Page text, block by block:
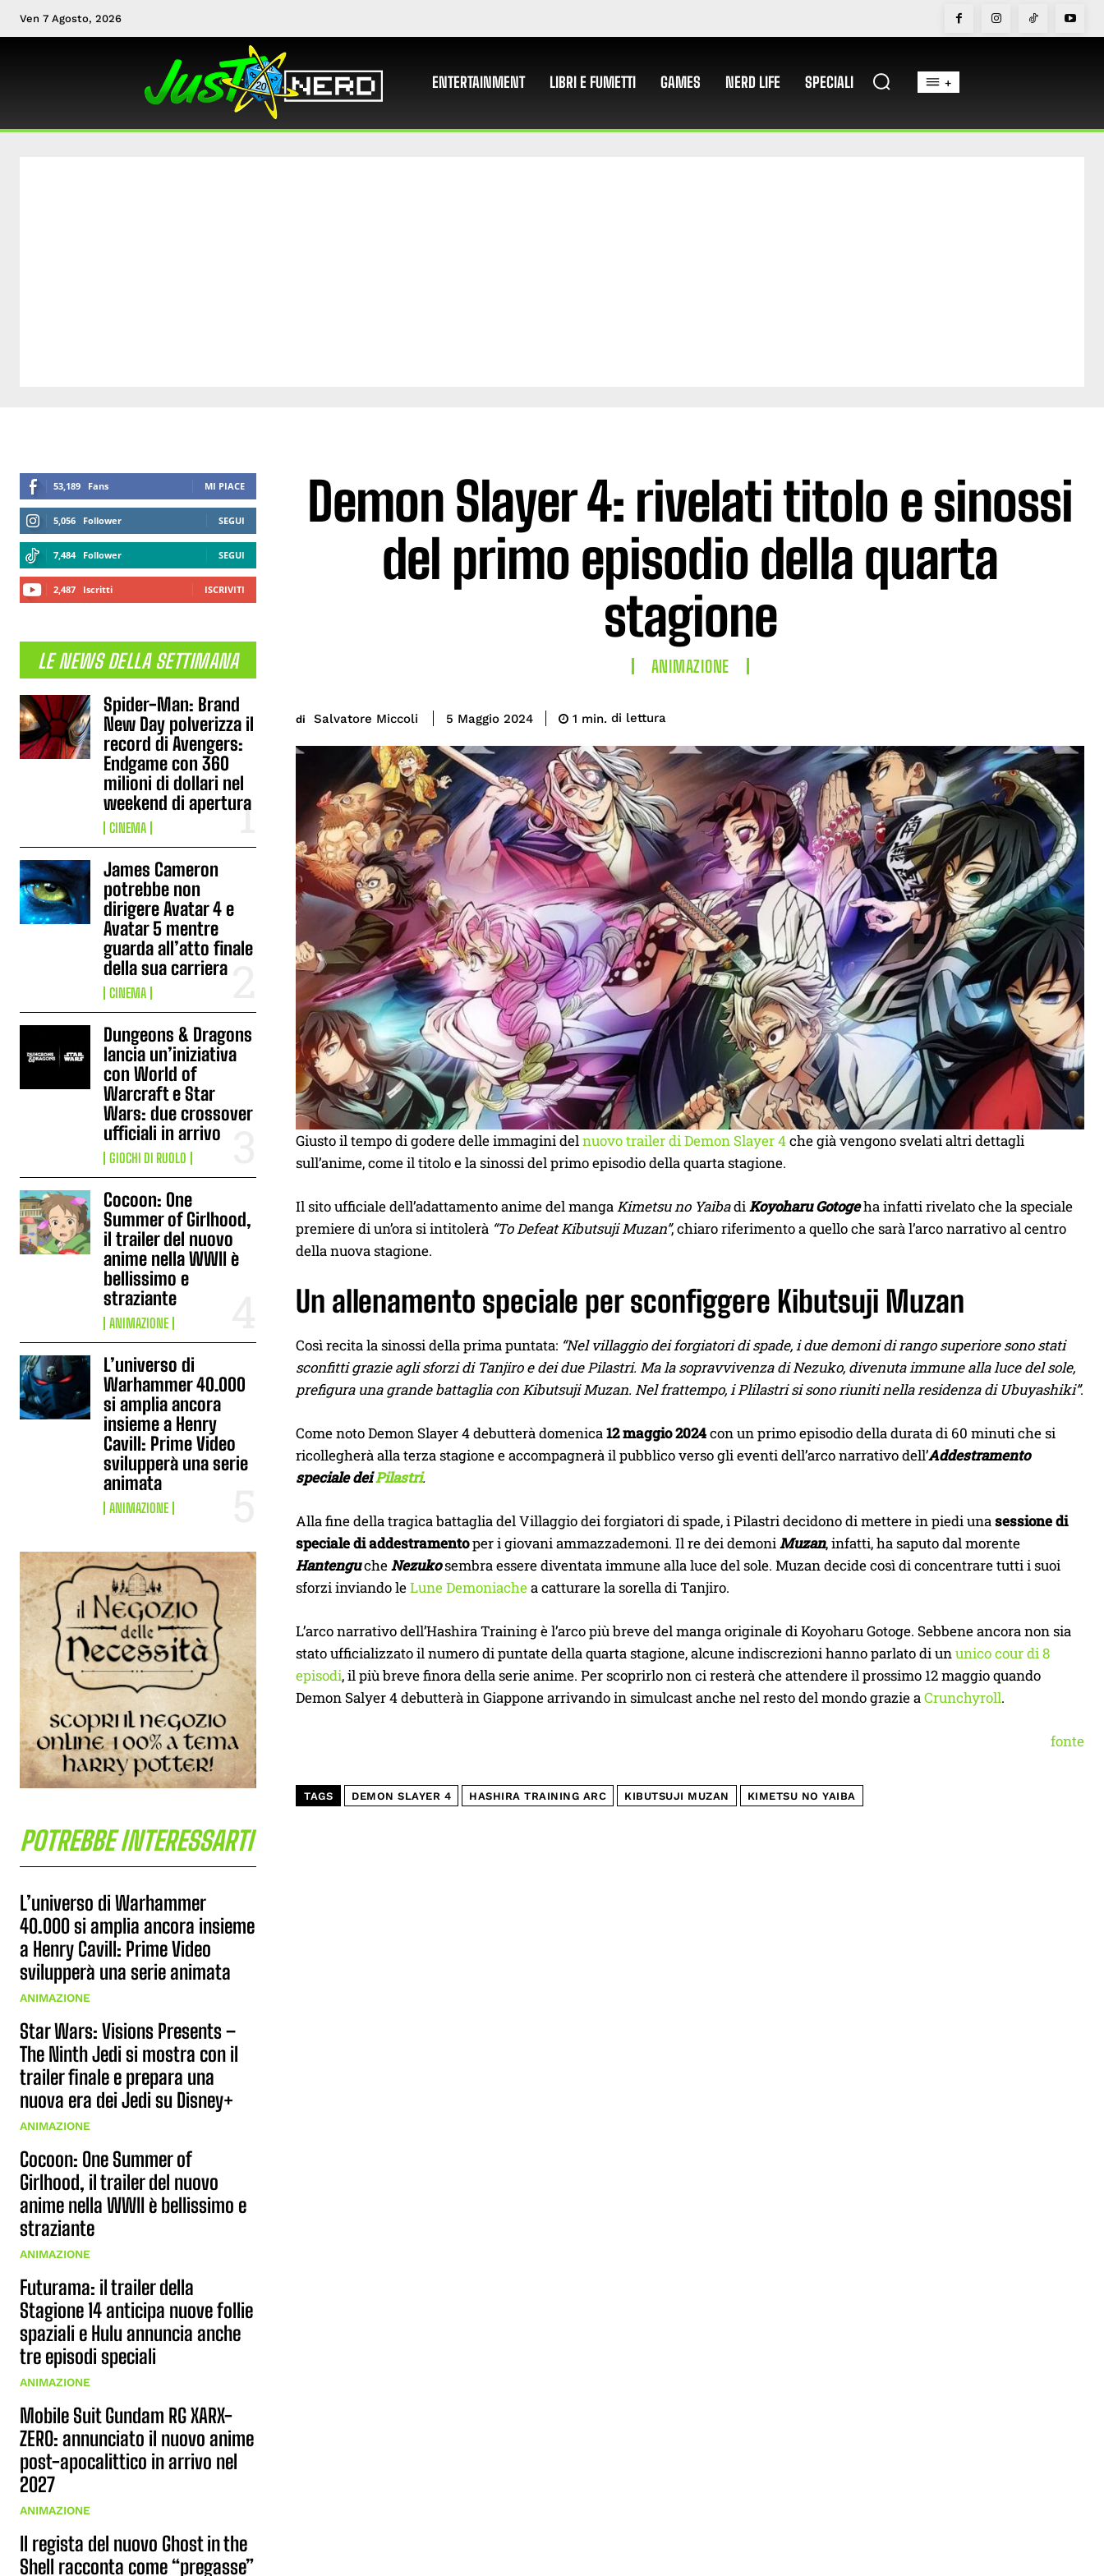
Ven 7 Agosto, 2026
ENTERTAINMENT LIBRI E FUMETTI GAMES NERD LIFE SPECIALI +
53,189 Fans MI PIACE
5,056 Follower SEGUI
7,484 Follower SEGUI
2,487 Iscritti ISCRIVITI
LE NEWS DELLA SETTIMANA
Spider-Man: Brand
New Day polverizza il
record di Avengers:
Endgame con 360
milioni di dollari nel
weekend di apertura
CINEMA
James Cameron
potrebbe non
dirigere Avatar 4 e
Avatar 5 mentre
guarda all’atto finale
della sua carriera
CINEMA
Dungeons & Dragons
lancia un’iniziativa
con World of
Warcraft e Star
Wars: due crossover
ufficiali in arrivo
GIOCHI DI RUOLO
Cocoon: One
Summer of Girlhood,
il trailer del nuovo
anime nella WWII è
bellissimo e
straziante
ANIMAZIONE
L’universo di
Warhammer 40.000
si amplia ancora
insieme a Henry
Cavill: Prime Video
svilupperà una serie
animata
ANIMAZIONE
POTREBBE INTERESSARTI
L’universo di Warhammer
40.000 si amplia ancora insieme
a Henry Cavill: Prime Video
svilupperà una serie animata
ANIMAZIONE
Star Wars: Visions Presents –
The Ninth Jedi si mostra con il
trailer finale e prepara una
nuova era dei Jedi su Disney+
ANIMAZIONE
Cocoon: One Summer of
Girlhood, il trailer del nuovo
anime nella WWII è bellissimo e
straziante
ANIMAZIONE
Futurama: il trailer della
Stagione 14 anticipa nuove follie
spaziali e Hulu annuncia anche
tre episodi speciali
ANIMAZIONE
Mobile Suit Gundam RG XARX-
ZERO: annunciato il nuovo anime
post-apocalittico in arrivo nel
2027
ANIMAZIONE
Il regista del nuovo Ghost in the
Shell racconta come “pregasse”
Demon Slayer 4: rivelati titolo e sinossi
del primo episodio della quarta
stagione
ANIMAZIONE
di Salvatore Miccoli 5 Maggio 2024 1 min. di lettura
Giusto il tempo di godere delle immagini delnuovo trailer di Demon Slayer 4che già vengono svelati altri dettagli
sull’anime, come il titolo e la sinossi del primo episodio della quarta stagione.
Il sito ufficiale dell’adattamento anime del mangaKimetsu no YaibadiKoyoharu Gotogeha infatti rivelato che la speciale
premiere di un’ora si intitolerà “To Defeat Kibutsuji Muzan”, chiaro riferimento a quello che sarà l’arco narrativo al centro
della nuova stagione.
Un allenamento speciale per sconfiggere Kibutsuji Muzan
Così recita la sinossi della prima puntata: “Nel villaggio dei forgiatori di spade, i due demoni di rango superiore sono stati
sconfitti grazie agli sforzi di Tanjiro e dei due Pilastri. Ma la sopravvivenza di Nezuko, divenuta immune alla luce del sole,
prefigura una grande battaglia con Kibutsuji Muzan. Nel frattempo, i Plilastri si sono riuniti nella residenza di Ubuyashiki”.
Come noto Demon Slayer 4 debutterà domenica12 maggio 2024con un primo episodio della durata di 60 minuti che si
ricollegherà alla terza stagione e accompagnerà il pubblico verso gli eventi dell’arco narrativo dell’Addestramento
speciale deiPilastri.
Alla fine della tragica battaglia del Villaggio dei forgiatori di spade, i Pilastri decidono di mettere in piedi unasessione di
speciale di addestramentoper i giovani ammazzademoni. Il re dei demoniMuzan, infatti, ha saputo dal morente
HantengucheNezukosembra essere diventata immune alla luce del sole. Muzan decide così di concentrare tutti i suoi
sforzi inviando leLune Demoniachea catturare la sorella di Tanjiro.
L’arco narrativo dell’Hashira Training è l’arco più breve del manga originale di Koyoharu Gotoge. Sebbene ancora non sia
stato ufficializzato il numero di puntate della quarta stagione, alcune indiscrezioni hanno parlato di ununico cour di 8
episodi, il più breve finora della serie anime. Per scoprirlo non ci resterà che attendere il prossimo 12 maggio quando
Demon Salyer 4 debutterà in Giappone arrivando in simulcast anche nel resto del mondo grazie aCrunchyroll.
fonte
TAGS DEMON SLAYER 4 HASHIRA TRAINING ARC KIBUTSUJI MUZAN KIMETSU NO YAIBA